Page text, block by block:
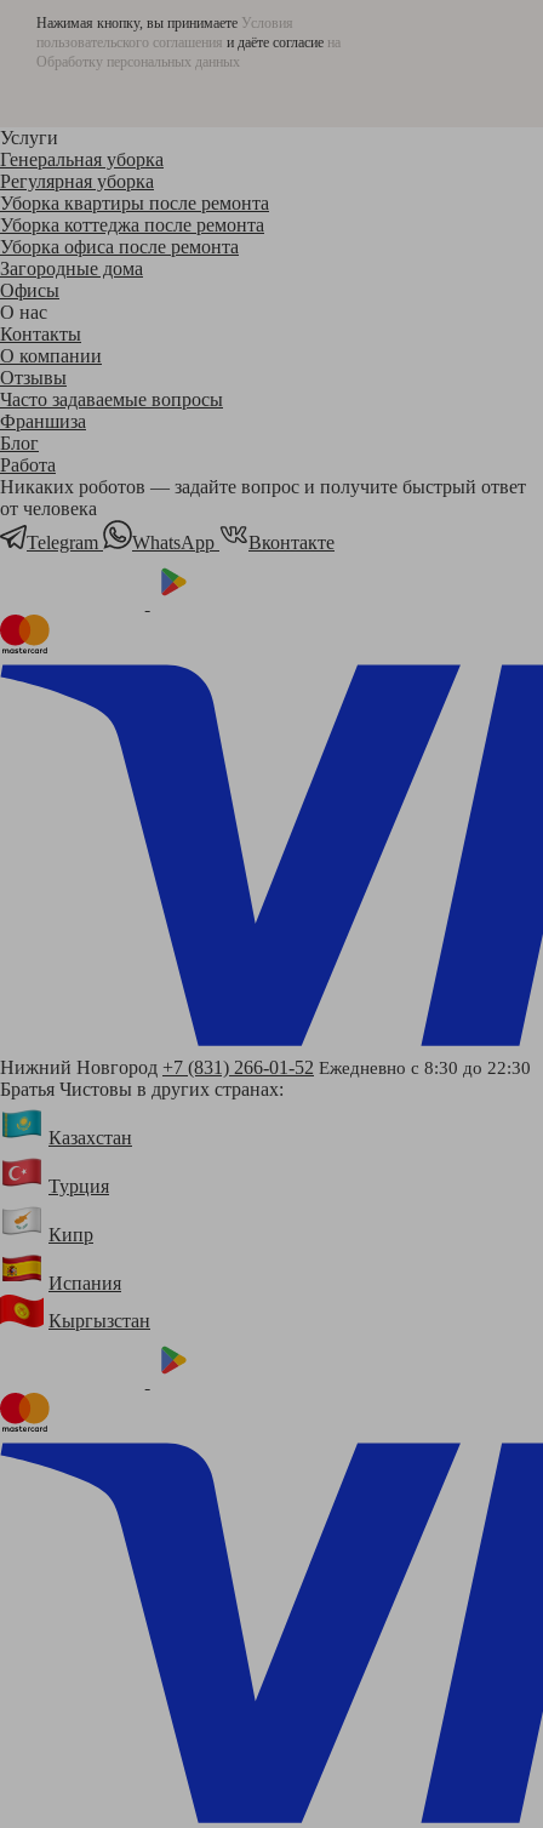
Нажимая кнопку, вы принимаете Условия
пользовательского соглашения и даёте согласие на
Обработку персональных данных
Услуги
Генеральная уборка
Регулярная уборка
Уборка квартиры после ремонта
Уборка коттеджа после ремонта
Уборка офиса после ремонта
Загородные дома
Офисы
О нас
Контакты
О компании
Отзывы
Часто задаваемые вопросы
Франшиза
Блог
Работа
Никаких роботов — задайте вопрос и получите быстрый ответ
от человека
Telegram
WhatsApp Вконтакте
Нижний Новгород +7 (831) 266-01-52 Ежедневно с 8:30 до 22:30
Братья Чистовы в других странах:
Казахстан
Турция
Кипр
Испания
Кыргызстан